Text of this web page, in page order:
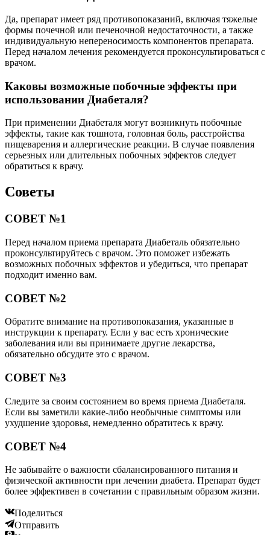
Да, препарат имеет ряд противопоказаний, включая тяжелые
формы почечной или печеночной недостаточности, а также
индивидуальную непереносимость компонентов препарата.
Перед началом лечения рекомендуется проконсультироваться с
врачом.
Каковы возможные побочные эффекты при
использовании Диабеталя?
При применении Диабеталя могут возникнуть побочные
эффекты, такие как тошнота, головная боль, расстройства
пищеварения и аллергические реакции. В случае появления
серьезных или длительных побочных эффектов следует
обратиться к врачу.
Советы
СОВЕТ №1
Перед началом приема препарата Диабеталь обязательно
проконсультируйтесь с врачом. Это поможет избежать
возможных побочных эффектов и убедиться, что препарат
подходит именно вам.
СОВЕТ №2
Обратите внимание на противопоказания, указанные в
инструкции к препарату. Если у вас есть хронические
заболевания или вы принимаете другие лекарства,
обязательно обсудите это с врачом.
СОВЕТ №3
Следите за своим состоянием во время приема Диабеталя.
Если вы заметили какие-либо необычные симптомы или
ухудшение здоровья, немедленно обратитесь к врачу.
СОВЕТ №4
Не забывайте о важности сбалансированного питания и
физической активности при лечении диабета. Препарат будет
более эффективен в сочетании с правильным образом жизни.
Поделиться
Отправить